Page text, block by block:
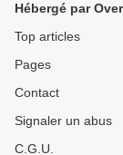
Hébergé par
Top articles
Pages
Contact
Signaler un abus
C.G.U.